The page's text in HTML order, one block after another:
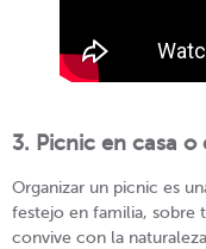
3. Picnic en casa o
Organizar un picnic es
festejo en familia, sobre
convive con la